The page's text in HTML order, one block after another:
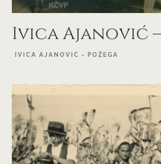
Ivica Ajanović
IVICA AJANOVIĆ - POŽEGA